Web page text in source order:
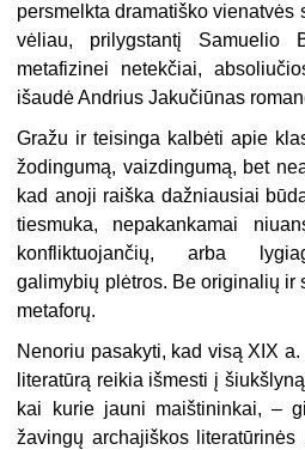
persmelkta dramatiško vienatvės
vėliau, prilygstantį Samuelio
metafizinei netekčiai,
išaudė Andrius Jakučiūnas
Gražu ir teisinga kalbėti apie
žodingumą, vaizdingumą, bet
kad anoji raiška dažniausiai
tiesmuka, nepakankamai
konfliktuojančių, arba
galimybių plėtros. Be originalių ir
metaforų.
Nenoriu pasakyti, kad visą XIX
literatūrą reikia išmesti į
kai kurie jauni maištininkai, –
žavingų archajiškos